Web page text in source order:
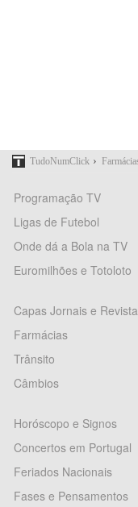
TudoNumClick ›
Programação TV
Ligas de Futebol
Onde dá a Bola na TV
Euromilhões e Totoloto
Capas Jornais e
Farmácias
Trânsito
Câmbios
Horóscopo e Signos
Concertos em Portugal
Feriados Nacionais
Fases e Pensamentos